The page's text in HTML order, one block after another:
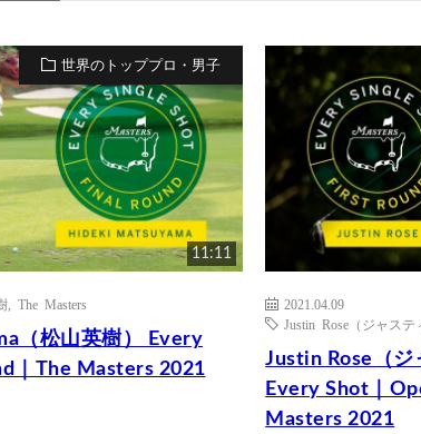
世界のトッププロ・男子
11:11
The Masters
（松山英樹） Every
｜The Masters 2021
2021.04.09
Justin Rose（ジャステ
Justin Rose（ジ
Every Shot｜
Masters 2021